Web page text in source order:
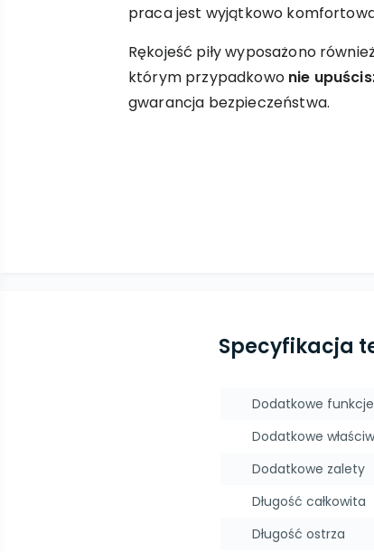
praca jest wyjątkowo
Rękojeść piły wyposażono
którym przypadkowo nie
gwarancja bezpieczeństwa.
Specyfikacja
Dodatkowe funkcje
Dodatkowe
Dodatkowe zalety
Długość całkowita
Długość ostrza